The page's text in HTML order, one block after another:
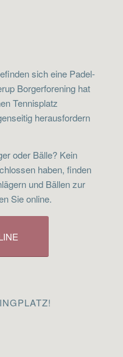
sich eine Padel-
Borgerforening hat
Tennisplatz
herausfordern
oder Bälle? Kein
haben, finden
und Bällen zur
Sie online.